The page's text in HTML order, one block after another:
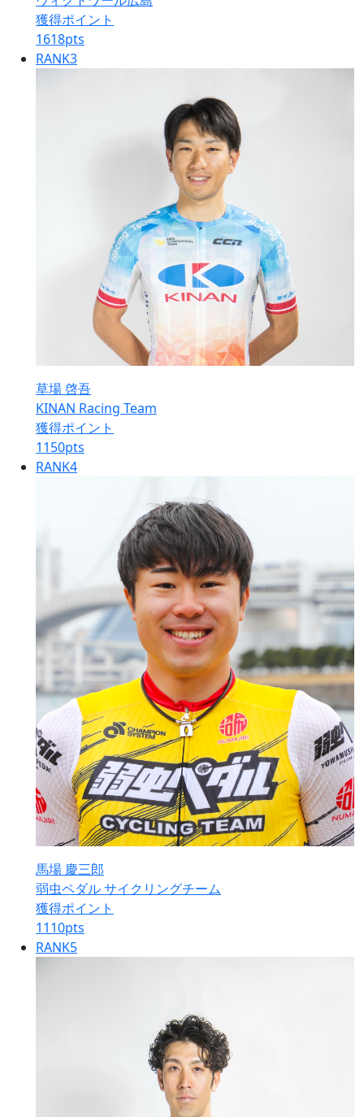
獲得ポイント
1618pts
RANK3
草場 啓吾
KINAN Racing Team
獲得ポイント
1150pts
RANK4
馬場 慶三郎
弱虫ペダル サイクリングチーム
獲得ポイント
1110pts
RANK5